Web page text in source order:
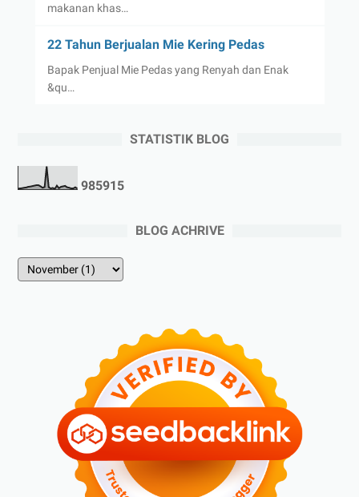
makanan khas…
22 Tahun Berjualan Mie Kering Pedas
Bapak Penjual Mie Pedas yang Renyah dan Enak
&qu…
STATISTIK BLOG
985915
BLOG ACHRIVE